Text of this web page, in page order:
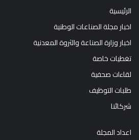
الرئيسية
اخبار مجلة الصناعات الوطنية
اخبار وزارة الصناعة والثروة المعدنية
تغطيات خاصة
لقاءات صحفية
طلبات التوظيف
شركائنا
اعداد المجلة